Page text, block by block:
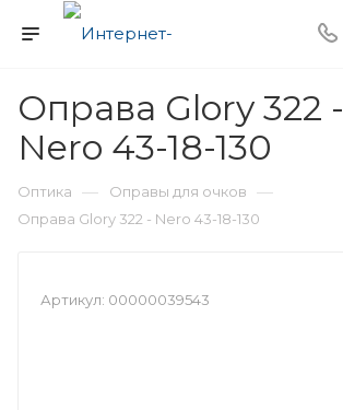
Оправа Glory 322 -
Nero 43-18-130
Оптика — Оправы для очков —
Оправа Glory 322 - Nero 43-18-130
Артикул: 00000039543